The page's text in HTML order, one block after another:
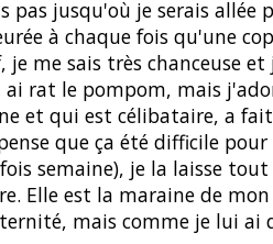
pas jusqu'où je serais allée
à chaque fois qu'une
me sais très chanceuse et
ai rat le pompom, mais
et qui est célibataire, a
que ça été difficile pour
semaine), je la laisse
Elle est la maraine de mon
mais comme je lui ai